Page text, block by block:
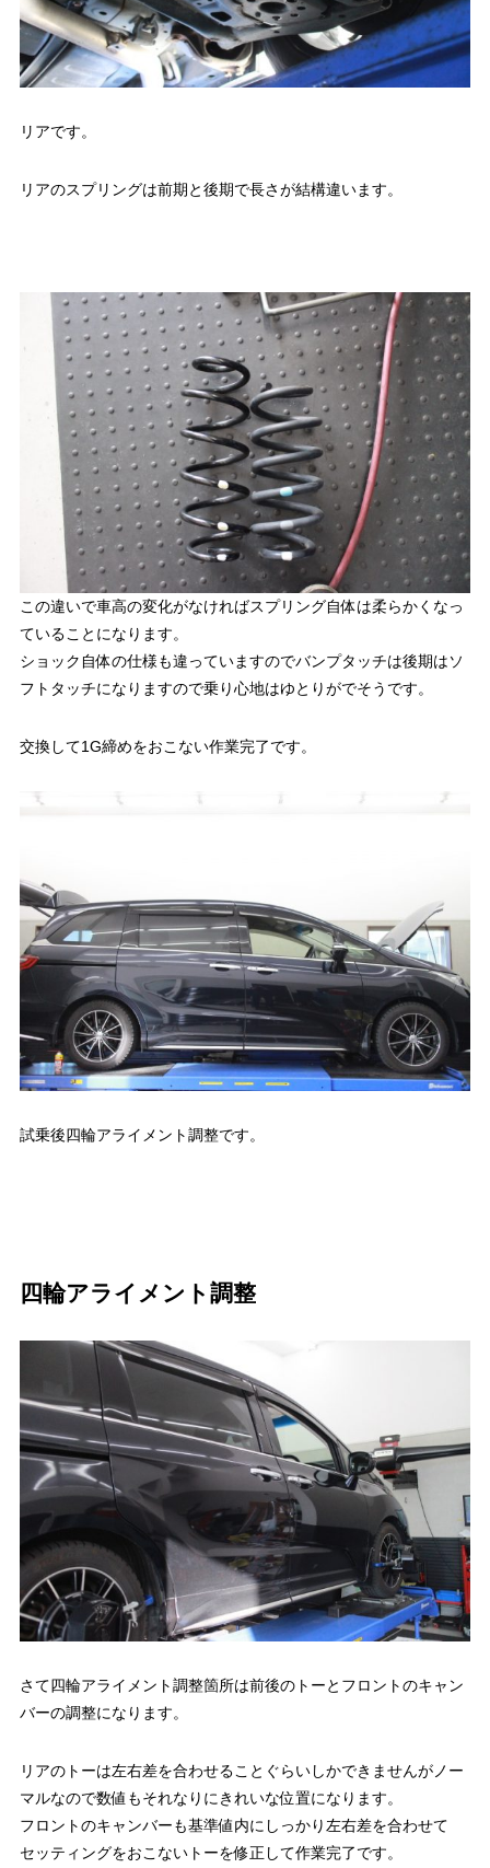
リアです。
リアのスプリングは前期と後期で長さが結構違います。
この違いで車高の変化がなければスプリング自体は柔らかくなっ
ていることになります。
ショック自体の仕様も違っていますのでバンプタッチは後期はソ
フトタッチになりますので乗り心地はゆとりがでそうです。
交換して1G締めをおこない作業完了です。
試乗後四輪アライメント調整です。
四輪アライメント調整
さて四輪アライメント調整箇所は前後のトーとフロントのキャン
バーの調整になります。
リアのトーは左右差を合わせることぐらいしかできませんがノー
マルなので数値もそれなりにきれいな位置になります。
フロントのキャンバーも基準値内にしっかり左右差を合わせて
セッティングをおこないトーを修正して作業完了です。